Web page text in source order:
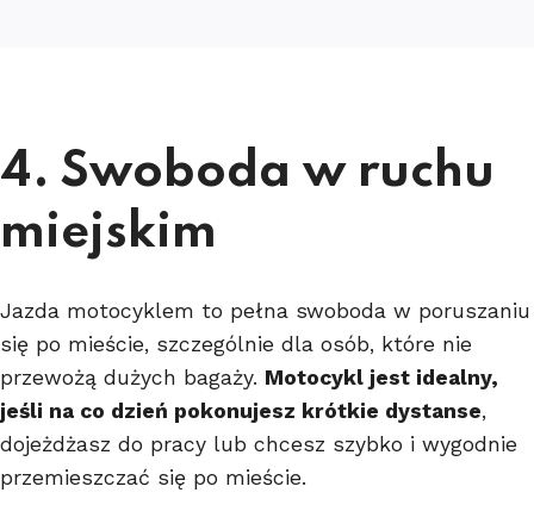
4. Swoboda w ruchu
miejskim
Jazda motocyklem to pełna swoboda w poruszaniu
się po mieście, szczególnie dla osób, które nie
przewożą dużych bagaży. Motocykl jest idealny,
jeśli na co dzień pokonujesz krótkie dystanse,
dojeżdżasz do pracy lub chcesz szybko i wygodnie
przemieszczać się po mieście.